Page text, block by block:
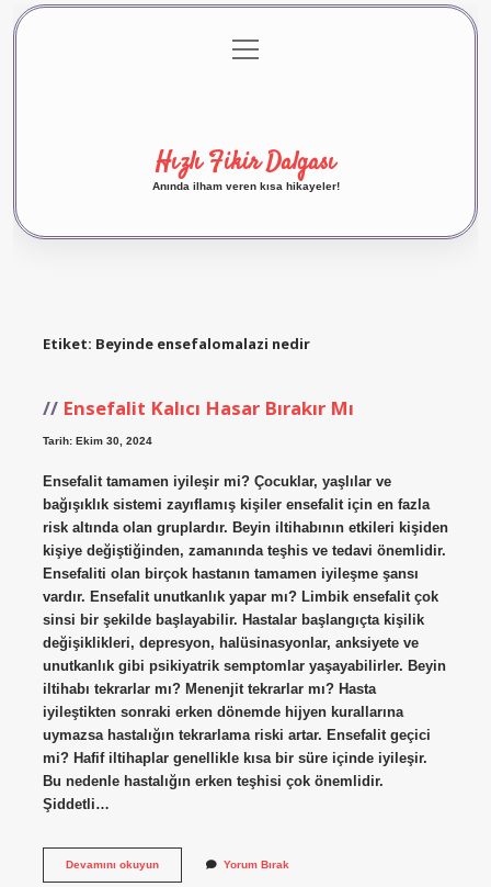
Gizlilik Politikası
menüyü
aç
Hızlı Fikir Dalgası
Anında ilham veren kısa hikayeler!
Etiket: Beyinde ensefalomalazi nedir
Ensefalit Kalıcı Hasar Bırakır Mı
Tarih: Ekim 30, 2024
Ensefalit tamamen iyileşir mi? Çocuklar, yaşlılar ve
bağışıklık sistemi zayıflamış kişiler ensefalit için en fazla
risk altında olan gruplardır. Beyin iltihabının etkileri kişiden
kişiye değiştiğinden, zamanında teşhis ve tedavi önemlidir.
Ensefaliti olan birçok hastanın tamamen iyileşme şansı
vardır. Ensefalit unutkanlık yapar mı? Limbik ensefalit çok
sinsi bir şekilde başlayabilir. Hastalar başlangıçta kişilik
değişiklikleri, depresyon, halüsinasyonlar, anksiyete ve
unutkanlık gibi psikiyatrik semptomlar yaşayabilirler. Beyin
iltihabı tekrarlar mı? Menenjit tekrarlar mı? Hasta
iyileştikten sonraki erken dönemde hijyen kurallarına
uymazsa hastalığın tekrarlama riski artar. Ensefalit geçici
mi? Hafif iltihaplar genellikle kısa bir süre içinde iyileşir.
Bu nedenle hastalığın erken teşhisi çok önemlidir.
Şiddetli…
Devamını okuyunEnsefalit
Yorum Bırak